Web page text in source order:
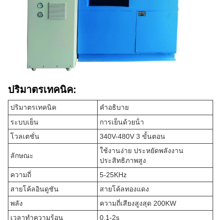
ปริมาตรเทคนิค:
ปริมาตรเทคนิค
คําอธิบาย
ระบบเย็น
การเย็นด้วยน้ํา
โวลเตชั่น
340V-480V 3 ขั้นตอน
ลักษณะ
ใช้งานง่าย ประหยัดพลังงาน
ประสิทธิภาพสูง
ความถี่
5-25KHz
สายโค้ลอินดูชัน
สายโค้ลทองแดง
พลัง
ความถี่เสียงสูงสุด 200KW
เวลาทําความร้อน
0.1-2s